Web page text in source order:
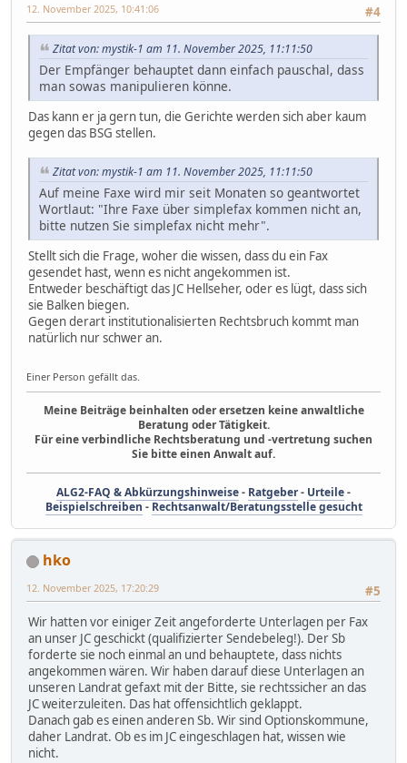
#4
12. November 2025, 10:41:06
Zitat von: mystik-1 am 11. November 2025, 11:11:50
Der Empfänger behauptet dann einfach pauschal, dass
man sowas manipulieren könne.
Das kann er ja gern tun, die Gerichte werden sich aber kaum
gegen das BSG stellen.
Zitat von: mystik-1 am 11. November 2025, 11:11:50
Auf meine Faxe wird mir seit Monaten so geantwortet
Wortlaut: "Ihre Faxe über simplefax kommen nicht an,
bitte nutzen Sie simplefax nicht mehr".
Stellt sich die Frage, woher die wissen, dass du ein Fax
gesendet hast, wenn es nicht angekommen ist.
Entweder beschäftigt das JC Hellseher, oder es lügt, dass sich
sie Balken biegen.
Gegen derart institutionalisierten Rechtsbruch kommt man
natürlich nur schwer an.
Einer Person gefällt das.
Meine Beiträge beinhalten oder ersetzen keine anwaltliche
Beratung oder Tätigkeit.
Für eine verbindliche Rechtsberatung und -vertretung suchen
Sie bitte einen Anwalt auf.
ALG2-FAQ & Abkürzungshinweise- Ratgeber- Urteile-
Beispielschreiben - Rechtsanwalt/Beratungsstelle gesucht
hko
#5
12. November 2025, 17:20:29
Wir hatten vor einiger Zeit angeforderte Unterlagen per Fax
an unser JC geschickt (qualifizierter Sendebeleg!). Der Sb
forderte sie noch einmal an und behauptete, dass nichts
angekommen wären. Wir haben darauf diese Unterlagen an
unseren Landrat gefaxt mit der Bitte, sie rechtssicher an das
JC weiterzuleiten. Das hat offensichtlich geklappt.
Danach gab es einen anderen Sb. Wir sind Optionskommune,
daher Landrat. Ob es im JC eingeschlagen hat, wissen wie
nicht.